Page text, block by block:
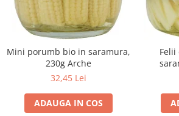
Mini porumb bio in saramura,
230g Arche
32,45 Lei
ADAUGA IN COS